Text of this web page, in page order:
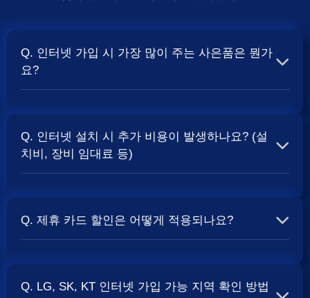
Q. 인터넷 가입 시 가장 많이 주는 사은품은 뭔가
요?
보통 500Mbps 또는 1Gbps 인터넷을 TV와 결합하여 가입
할 때 현금 사은품 및 상품권 혜택이 더 크게 지급되는 경향
Q. 인터넷 설치 시 추가 비용이 발생하나요? (설
치비, 장비 임대료 등)
청구되는 경우가 많습니다. 다만, 인터넷 상품 및 프로모션
책 확인 필수.
Q. 제휴 카드 할인은 어떻게 적용되나요?
서 일정 금액이 할인됩니다. 할인 금액과 조건은 카드사 및
Q. LG, SK, KT 인터넷 가입 가능 지역 확인 방법